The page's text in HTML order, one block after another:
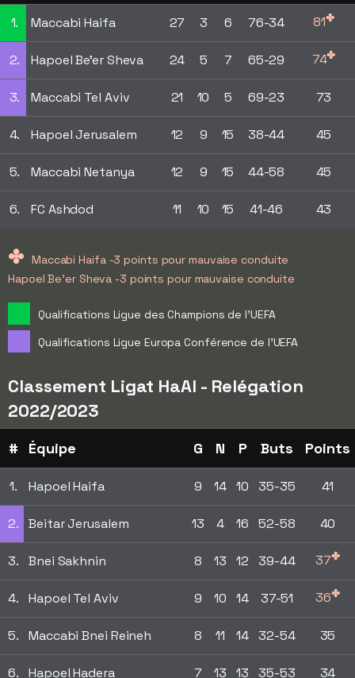
1. Maccabi Haifa 27 3 6 76-34 81✤
2. Hapoel Be'er Sheva 24 5 7 65-29 74✤
3. Maccabi Tel Aviv 21 10 5 69-23 73
4. Hapoel Jerusalem 12 9 15 38-44 45
5. Maccabi Netanya 12 9 15 44-58 45
6. FC Ashdod 11 10 15 41-46 43
✤ Maccabi Haifa -3 points pour mauvaise conduite
Hapoel Be'er Sheva -3 points pour mauvaise conduite
Qualifications Ligue des Champions de l'UEFA
Qualifications Ligue Europa Conférence de l'UEFA
Classement Ligat HaAl - Relégation
2022/2023
# Équipe G N P Buts Points
1. Hapoel Haifa 9 14 10 35-35 41
2. Beitar Jerusalem 13 4 16 52-58 40
3. Bnei Sakhnin 8 13 12 39-44 37✤
4. Hapoel Tel Aviv 9 10 14 37-51 36✤
5. Maccabi Bnei Reineh 8 11 14 32-54 35
6. Hapoel Hadera 7 13 13 35-53 34